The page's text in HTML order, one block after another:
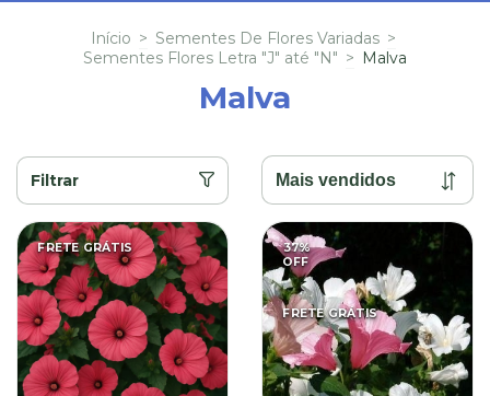
Início > Sementes De Flores Variadas >
Sementes Flores Letra "J" até "N" > Malva
Malva
Filtrar
FRETE GRÁTIS 37%
OFF
FRETE GRÁTIS